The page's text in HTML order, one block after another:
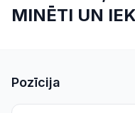
MINĒTI UN
Pozīcija